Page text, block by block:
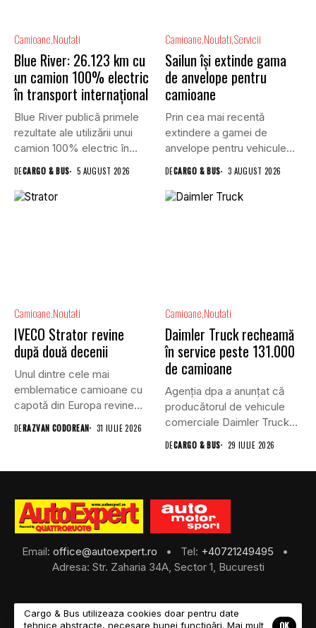
Camioane Noutati
Blue River: 26.123 km cu
un camion 100% electric
în transport internațional
Blue River publică primele
rezultate ale utilizării unui
camion 100% electric în...
DECARGO & BUS 5 AUGUST 2026
Camioane Noutati Servicii
Sailun își extinde gama
de anvelope pentru
camioane
Prin cea mai recentă
extindere a gamei de
anvelope pentru vehicule
comerciale,...
DECARGO & BUS 3 AUGUST 2026
Camioane Noutati
IVECO Strator revine
după două decenii
Unul dintre cele mai
emblematice camioane cu
capotă din Europa revine
DERAZVAN CODOREAN 31 IULIE 2026
Camioane Noutati
Daimler Truck recheamă
în service peste 131.000
de camioane
Agenția dpa a anunțat că
producătorul de vehicule
comerciale Daimler Truck
DECARGO & BUS 29 IULIE 2026
Email: office@autoexpert.ro • Tel: +40721249495
•
Adresa: Str. Zaharia 34A, Sector 1, Bucuresti
Cargo & Bus utilizeaza cookies doar pentru date
tehnice abstracte, necesare bunei funcțioări. Mai mult
OK